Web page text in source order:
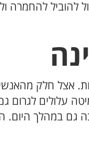
להוביל להחמרה
אצל חלק
עלולים לגרום
במהלך היום.